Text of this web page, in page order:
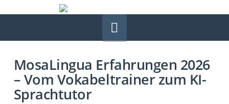
MosaLingua Erfahrungen 2026
– Vom Vokabeltrainer zum KI-
Sprachtutor